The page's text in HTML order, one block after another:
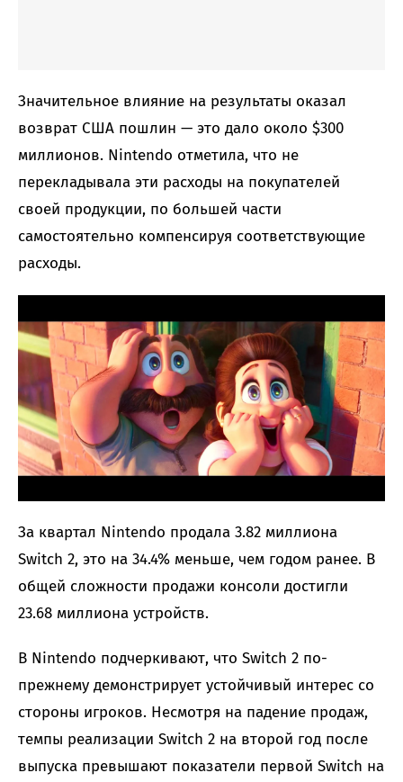
Значительное влияние на результаты оказал
возврат США пошлин — это дало около $300
миллионов. Nintendo отметила, что не
перекладывала эти расходы на покупателей
своей продукции, по большей части
самостоятельно компенсируя соответствующие
расходы.
За квартал Nintendo продала 3.82 миллиона
Switch 2, это на 34.4% меньше, чем годом ранее. В
общей сложности продажи консоли достигли
23.68 миллиона устройств.
В Nintendo подчеркивают, что Switch 2 по-
прежнему демонстрирует устойчивый интерес со
стороны игроков. Несмотря на падение продаж,
темпы реализации Switch 2 на второй год после
выпуска превышают показатели первой Switch на